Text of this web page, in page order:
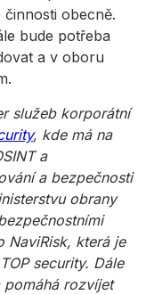
obecně.
bude potřeba
a v oboru
služeb korporátní
, kde má na
a
a bezpečnosti
obrany
NaviRisk, která je
security. Dále
pomáhá rozvíjet